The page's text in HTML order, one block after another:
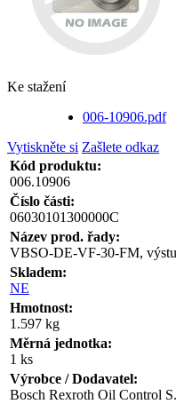
Ke stažení
006-10906.pdf
Vytiskněte si Zašlete odkaz
Kód produktu:
006.10906
Číslo části:
06030101300000C
Název prod. řady:
VBSO-DE-VF-30-FM,
Skladem:
NE
Hmotnost:
1.597 kg
Měrná jednotka:
1 ks
Výrobce / Dodavatel:
Bosch Rexroth Oil Control